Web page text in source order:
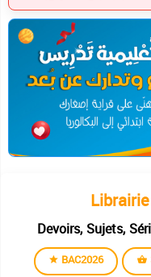
Devoirs, Sujets,
BAC2026